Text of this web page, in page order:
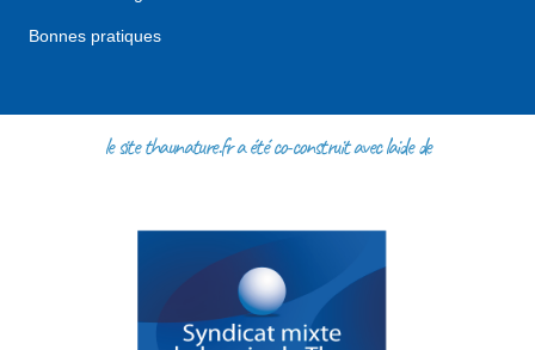
Bonnes pratiques
le site thaunature.fr a été co-construit avec l'aide de